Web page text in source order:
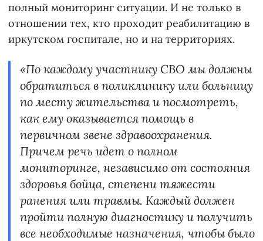
полный мониторинг ситуации. И не только в
отношении тех, кто проходит реабилитацию в
иркутском госпитале, но и на территориях.
«По каждому участнику СВО мы должны
обратиться в поликлинику или больницу
по месту жительства и посмотреть,
как ему оказывается помощь в
первичном звене здравоохранения.
Причем речь идет о полном
мониторинге, независимо от состояния
здоровья бойца, степени тяжести
ранения или травмы. Каждый должен
пройти полную диагностику и получить
все необходимые назначения, чтобы было